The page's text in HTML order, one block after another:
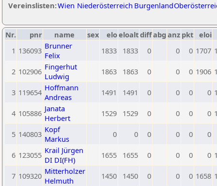
Vereinslisten:Wien Niederösterreich Burgenland
Nr. pnr name sex eloeloaltdiffabg anz pkt eloi
1 136093 Brunner
Felix
1833 1833 0 0 0 1707
2 102906 Fingerhut
Ludwig
1863 1863 0 0 0 1906
3 119654 Hoffmann
Andreas
1491 1491 0 0 0 0
4 105886 Janata
Herbert
1529 1529 0 0 0 0
5 140803 Kopf
Markus
0 0 0 0 0 0
6 123055 Krail Jürgen
DI DI(FH)
1655 1655 0 0 0 0
7 109320 Mitterholzer
Helmuth
1450 1450 0 0 0 1658